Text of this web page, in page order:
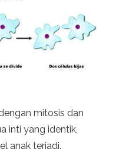
mitosis dan
inti yang identik,
anak terjadi.